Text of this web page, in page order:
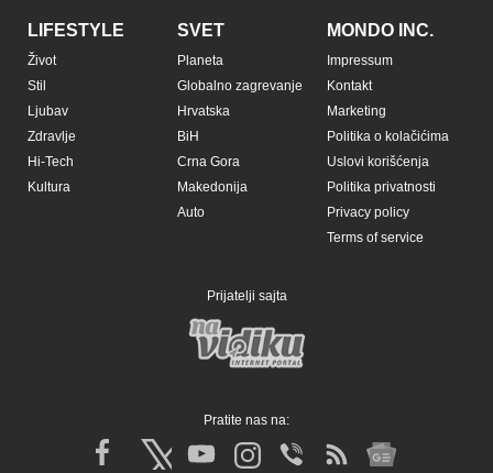
LIFESTYLE
Život
Stil
Ljubav
Zdravlje
Hi-Tech
Kultura
SVET
Planeta
Globalno zagrevanje
Hrvatska
BiH
Crna Gora
Makedonija
Auto
MONDO INC.
Impressum
Kontakt
Marketing
Politika o kolačićima
Uslovi korišćenja
Politika privatnosti
Privacy policy
Terms of service
Prijatelji sajta
Pratite nas na: